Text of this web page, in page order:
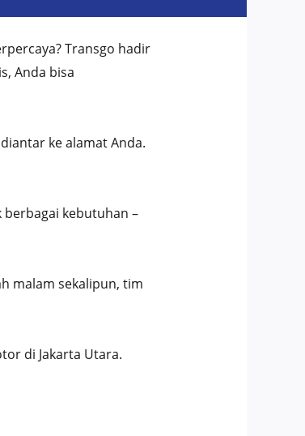
Transgo hadir
Anda bisa
ke alamat Anda.
kebutuhan –
malam sekalipun, tim
di Jakarta Utara.